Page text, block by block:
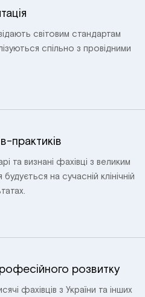
світовим стандартам
спільно з провідними
практиків
та визнані фахівці з великим
на сучасній клінічній
розвитку
фахівців з України та інших